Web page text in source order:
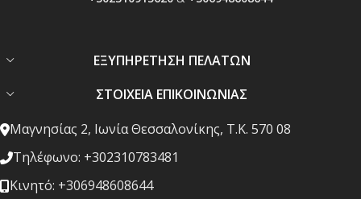
ΕΞΥΠΗΡΕΤΗΣΗ ΠΕΛΑΤΩΝ
ΣΤΟΙΧΕΙΑ ΕΠΙΚΟΙΝΩΝΙΑΣ
Μαγνησίας 2, Ιωνία Θεσσαλονίκης, Τ.Κ. 570 08
Τηλέφωνο: +302310783481
Κινητό: +306948608644